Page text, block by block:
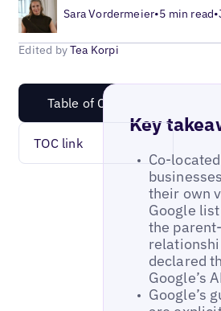
Sara Vordermeier•5 min read•
Edited byTea Korpi
Table of Content
TOC link
Key
Co-located
their own
Google
the
declared
Google’s
Google’s